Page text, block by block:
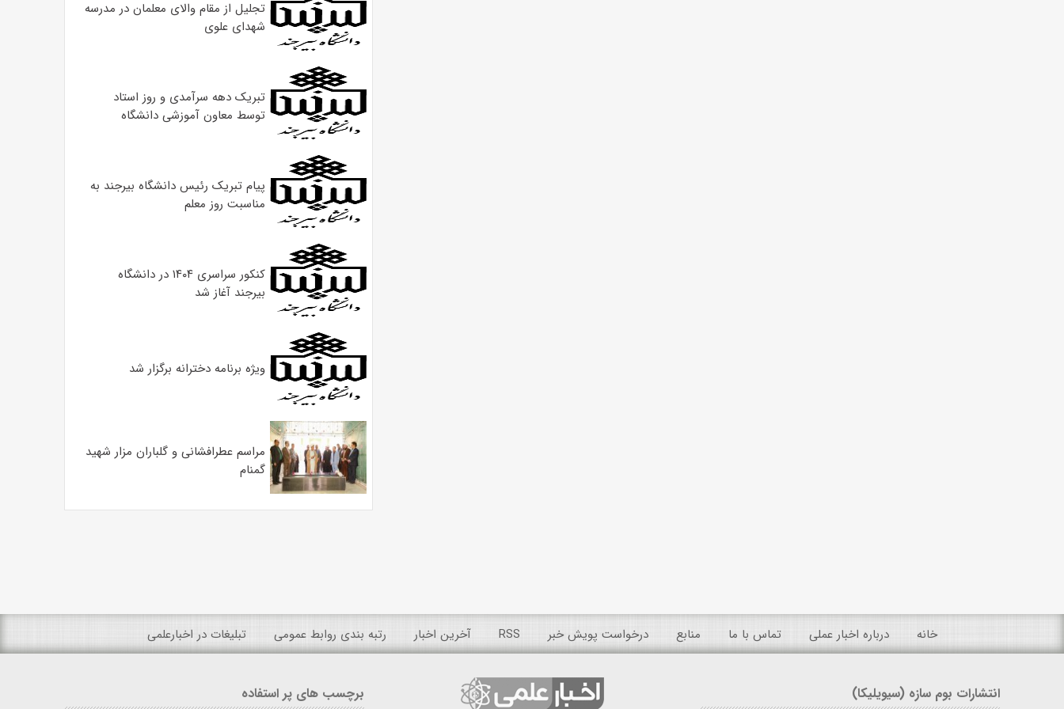
تجلیل از مقام والای معلمان در مدرسه
شهدای علوی
تبریک دهه سرآمدی و روز استاد
توسط معاون آموزشی دانشگاه
پیام تبریک رئیس دانشگاه بیرجند به
مناسبت روز معلم
کنکور سراسری ۱۴۰۴ در دانشگاه
بیرجند آغاز شد
ویژه برنامه دخترانه برگزار شد
مراسم عطرافشانی و گلباران مزار شهید
گمنام
خانه درباره اخبار عملی تماس با ما منابع درخواست پویش خبر RSS آخرین اخبار رتبه بندی روابط عمومی تبلیغات در اخبارعلمی
انتشارات بوم سازه (سیویلیکا) برچسب های پر استفاده